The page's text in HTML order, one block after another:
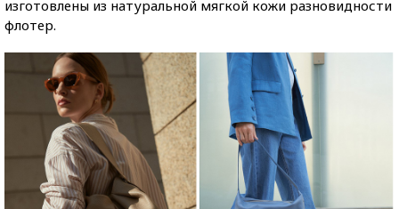
изготовлены из натуральной мягкой кожи разновидности
флотер.